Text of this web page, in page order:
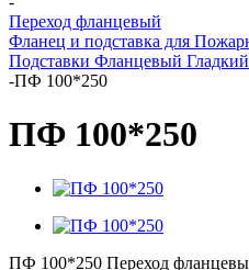
Переход фланцевый
Фланец и подставка для
Подставки Фланцевый
-ПФ 100*250
ПФ 100*250
ПФ 100*250 Переход